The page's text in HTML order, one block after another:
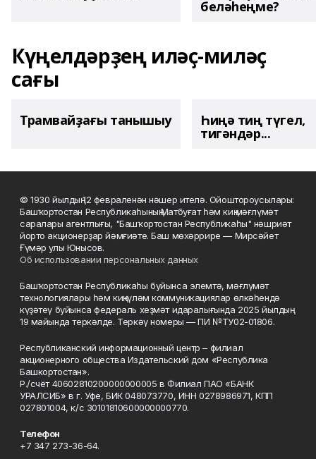
беләһеңме?
Күңелдәрҙең иләҫ-миләҫ
сағы
Трамвайҙағы танышыу Һиңә тиң түгел,
тигәндәр...
© 1930 йылдың 12 февраленән нәшер ителә. Ойоштороусылары:
Башҡортостан Республикаһының Матбуғат һәм киң мәғлүмәт
саралары агентлығы, "Башҡортостан Республикаһы" нәшриәт
йорто акционерҙар йәмғиәте. Баш мөхәррире — Мирсәйет
Ғүмәр улы Юнысов.
Об использовании персональных данных
Башҡортостан Республикаһы буйынса элемтә, мәғлүмәт
технологиялары һәм киңкүләм коммуникациялар өлкәһендә
күҙәтеү буйынса федераль хеҙмәт идаралығында 2025 йылдың
19 майында теркәлде. Теркәү номеры — ПИ №ТУ02-01806.
Республиканский информационный центр – филиал
акционерного общества Издательский дом «Республика
Башкортостан».
Р./счёт 40602810200000000005 в Филиал ПАО «БАНК
УРАЛСИБ» в г. Уфе, БИК 048073770, ИНН 0278986971, КПП
027801004, к/с 30101810600000000770.
Телефон
+7 347 273-36-64.